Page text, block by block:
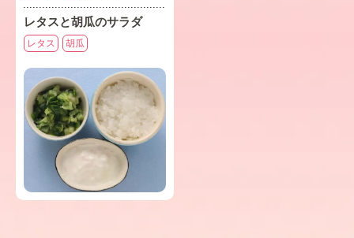
レタスと胡瓜のサラダ
レタス 胡瓜